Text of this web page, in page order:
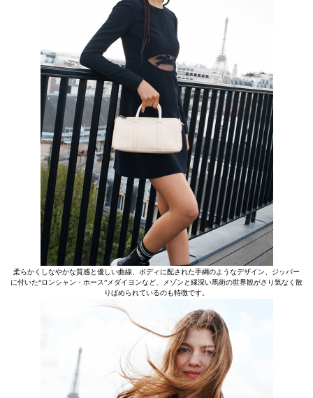
柔らかくしなやかな質感と優しい曲線、ボディに配された手綱のようなデザイン、ジッパー
に付いた“ロンシャン・ホース”メダイヨンなど、メゾンと縁深い馬術の世界観がさり気なく散
りばめられているのも特徴です。